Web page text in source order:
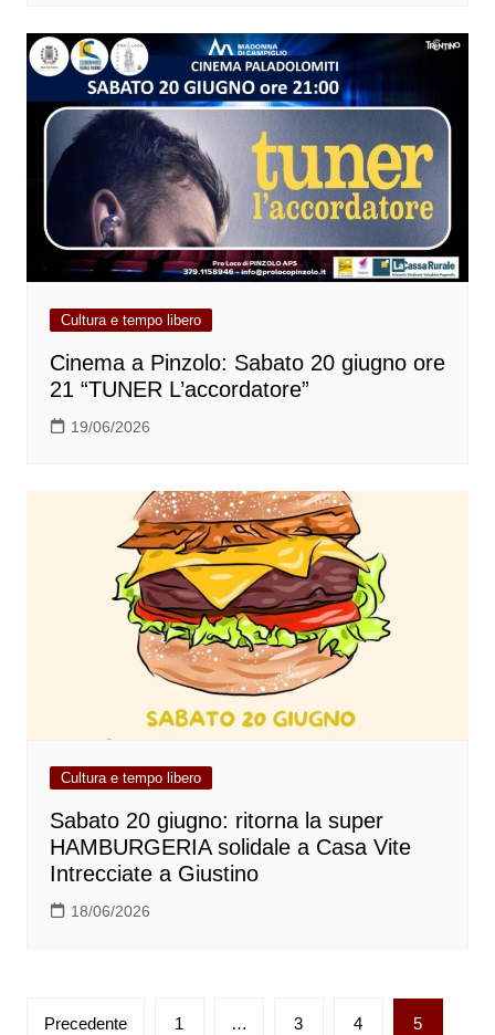
Cultura e tempo libero
Cinema a Pinzolo: Sabato 20 giugno ore
21 “TUNER L’accordatore”
19/06/2026
Cultura e tempo libero
Sabato 20 giugno: ritorna la super
HAMBURGERIA solidale a Casa Vite
Intrecciate a Giustino
18/06/2026
Paginazione
Precedente 1 … 3 4 5